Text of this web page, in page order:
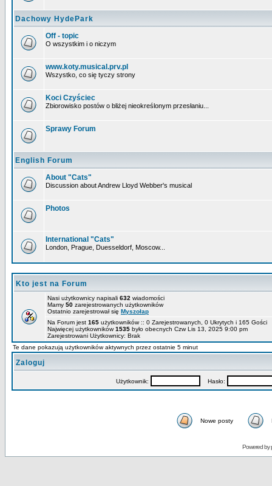
Dachowy HydePark
Off - topic
O wszystkim i o niczym
www.koty.musical.prv.pl
Wszystko, co się tyczy strony
Koci Czyściec
Zbiorowisko postów o bliżej nieokreślonym przesłaniu...
Sprawy Forum
English Forum
About "Cats"
Discussion about Andrew Lloyd Webber's musical
Photos
International "Cats"
London, Prague, Duesseldorf, Moscow...
Kto jest na Forum
Nasi użytkownicy napisali 632 wiadomości
Mamy 50 zarejestrowanych użytkowników
Ostatnio zarejestrował się Myszołap
Na Forum jest 165 użytkowników :: 0 Zarejestrowanych, 0 Ukrytych i 165
Najwięcej użytkowników1535 było obecnych Czw Lis 13, 2025 9:00 pm
Zarejestrowani Użytkownicy: Brak
Te dane pokazują użytkowników aktywnych przez ostatnie 5 minut
Zaloguj
Użytkownik: Hasło:
Nowe posty
Powered by